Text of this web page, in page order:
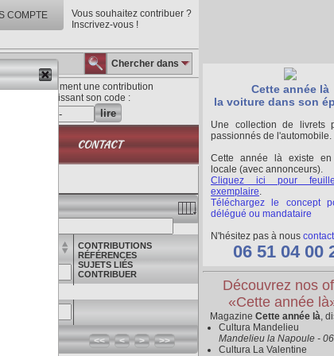
COMPTE
Vous souhaitez contribuer ?
Inscrivez-vous !
Chercher dans
Lisez directement une contribution
en saisissant son code :
lire
CONTACT
CONTRIBUTIONS
RÉFÉRENCES
SUJETS LIÉS
CONTRIBUER
<< < > >>
Cette année là
la voiture dans son
Une collection de livrets
passionnés de l'automobile.
Cette année là existe en
locale (avec annonceurs).
Cliquez ici pour
exemplaire.
Téléchargez le concept
délégué ou mandataire
N'hésitez pas à nous
06 51 04 00
Découvrez nos
«Cette année
Magazine Cette année là,
Cultura Mandelieu
Mandelieu la Napoule -
Cultura La Valentine